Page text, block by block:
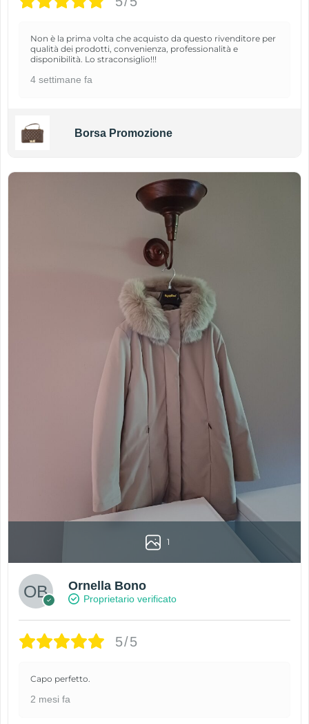
Non è la prima volta che acquisto da questo rivenditore per
qualità dei prodotti, convenienza, professionalità e
disponibilità. Lo straconsiglio!!!
4 settimane fa
Borsa Promozione
1
Ornella Bono
Proprietario verificato
5/5
Capo perfetto.
2 mesi fa